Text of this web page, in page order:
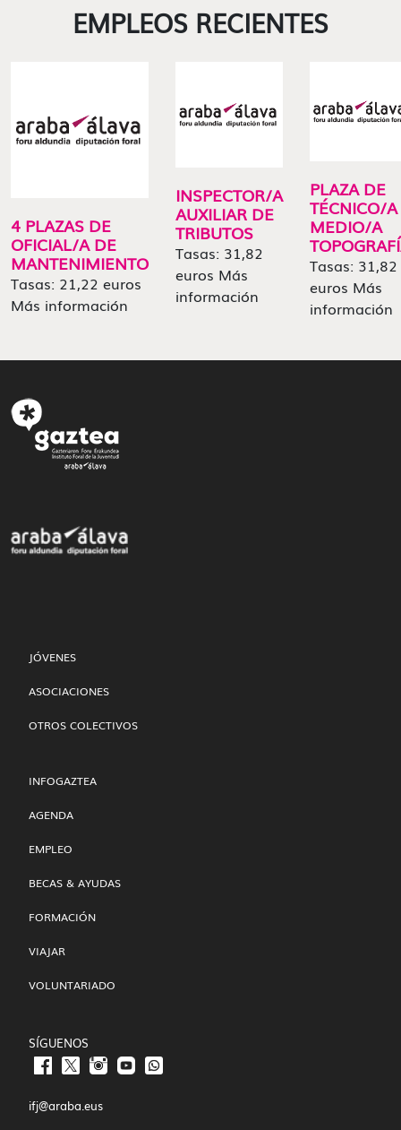
EMPLEOS RECIENTES
4 PLAZAS DE
OFICIAL/A DE
MANTENIMIENTO
Tasas: 21,22 euros
Más información
INSPECTOR/A
AUXILIAR DE
TRIBUTOS
Tasas: 31,82
euros Más
información
PLAZA DE
TÉCNICO/A
MEDIO/A
Tasas: 31,82
euros Más
información
JÓVENES
ASOCIACIONES
OTROS COLECTIVOS
INFOGAZTEA
AGENDA
EMPLEO
BECAS & AYUDAS
FORMACIÓN
VIAJAR
VOLUNTARIADO
SÍGUENOS
ifj@araba.eus